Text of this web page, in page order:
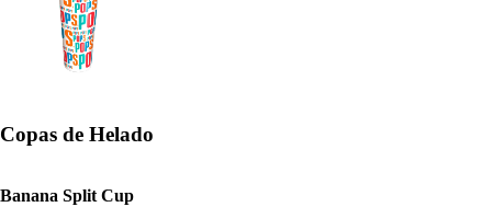
Copas de Helado
Banana Split Cup